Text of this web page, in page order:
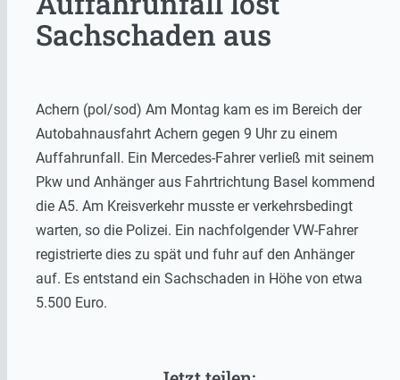
Sachschaden aus
Achern (pol/sod) Am Montag kam es im Bereich der
Autobahnausfahrt Achern gegen 9 Uhr zu einem
Auffahrunfall. Ein Mercedes-Fahrer verließ mit seinem
Pkw und Anhänger aus Fahrtrichtung Basel kommend
die A5. Am Kreisverkehr musste er verkehrsbedingt
warten, so die Polizei. Ein nachfolgender VW-Fahrer
registrierte dies zu spät und fuhr auf den Anhänger
auf. Es entstand ein Sachschaden in Höhe von etwa
5.500 Euro.